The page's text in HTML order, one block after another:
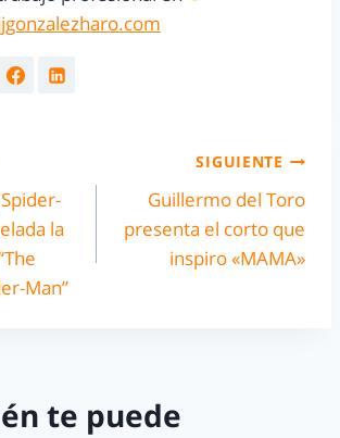
la
Man”
SIGUIENTE
Guillermo del Toro
presenta el corto que
inspiro «MAMA»
te puede